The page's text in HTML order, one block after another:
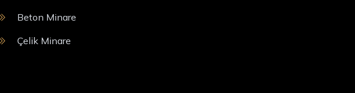
Beton Minare
Çelik Minare